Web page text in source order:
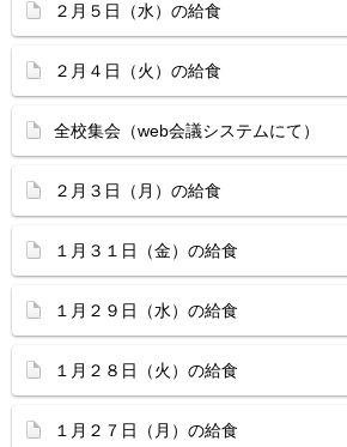
２月５日（水）の給食
２月４日（火）の給食
全校集会（web会議システムにて）
２月３日（月）の給食
１月３１日（金）の給食
１月２９日（水）の給食
１月２８日（火）の給食
１月２７日（月）の給食